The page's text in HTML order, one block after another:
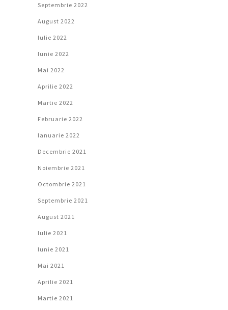
Septembrie 2022
August 2022
Iulie 2022
Iunie 2022
Mai 2022
Aprilie 2022
Martie 2022
Februarie 2022
Ianuarie 2022
Decembrie 2021
Noiembrie 2021
Octombrie 2021
Septembrie 2021
August 2021
Iulie 2021
Iunie 2021
Mai 2021
Aprilie 2021
Martie 2021